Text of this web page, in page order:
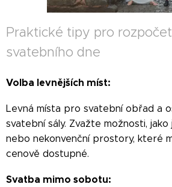
Praktické tipy pro
svatebního dne
Volba levnějších míst:
Levná místa pro svatební obřad a
svatební sály. Zvažte možnosti,
nebo nekonvenční prostory, které
cenově dostupné.
Svatba mimo sobotu: